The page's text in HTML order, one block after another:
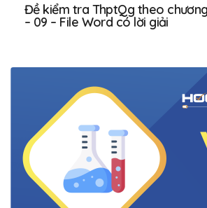
Đề kiểm tra ThptQg theo chương
– 09 – File Word có lời giải